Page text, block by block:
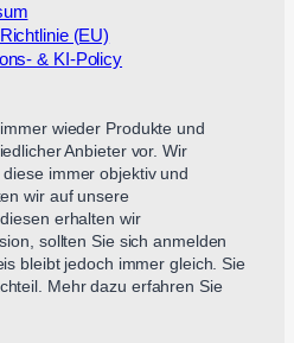
(EU)
& KI-Policy
wieder Produkte und
Anbieter vor. Wir
immer objektiv und
wir auf unsere
erhalten wir
sollten Sie sich anmelden
bleibt jedoch immer gleich. Sie
Mehr dazu erfahren Sie